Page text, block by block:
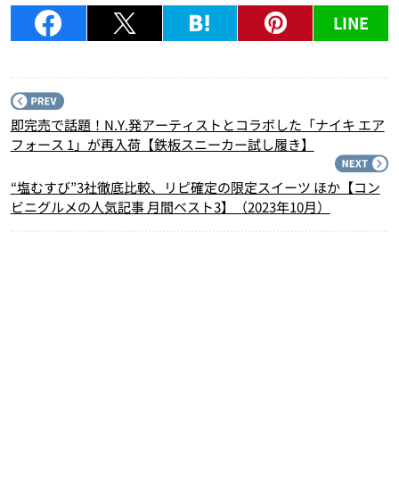
LINE
即完売で話題！N.Y.発アーティストとコラボした「ナイキ エア
フォース 1」が再入荷【鉄板スニーカー試し履き】
“塩むすび”3社徹底比較、リピ確定の限定スイーツ ほか【コン
ビニグルメの人気記事 月間ベスト3】（2023年10月）